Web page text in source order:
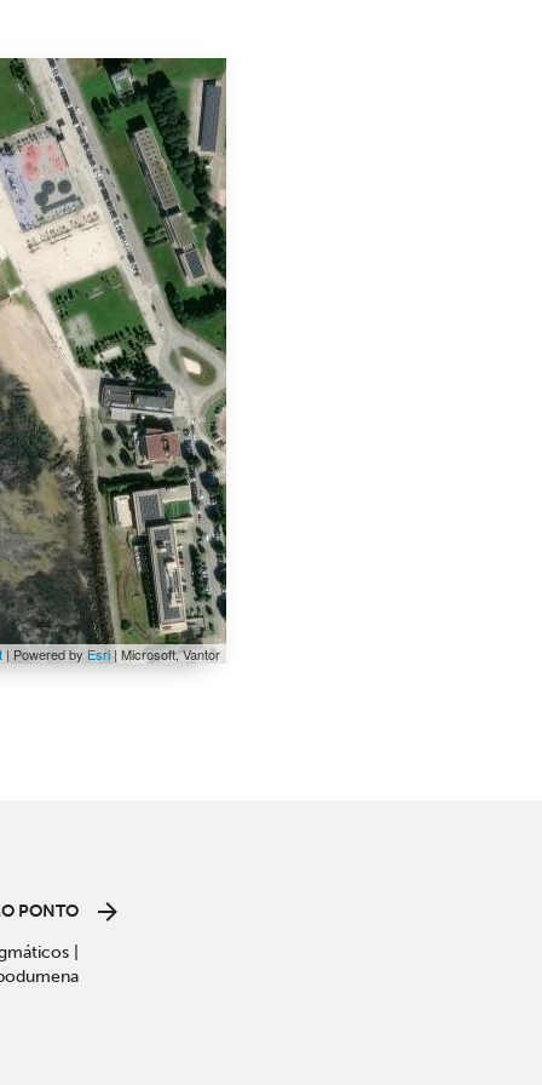
| Powered by Esri| Microsoft, Vantor
PONTO
|